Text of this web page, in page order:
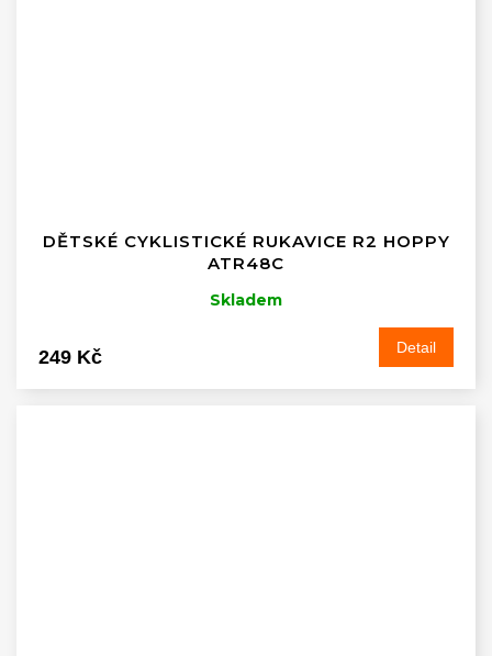
DĚTSKÉ CYKLISTICKÉ RUKAVICE R2 HOPPY
ATR48C
Skladem
249 Kč Detail